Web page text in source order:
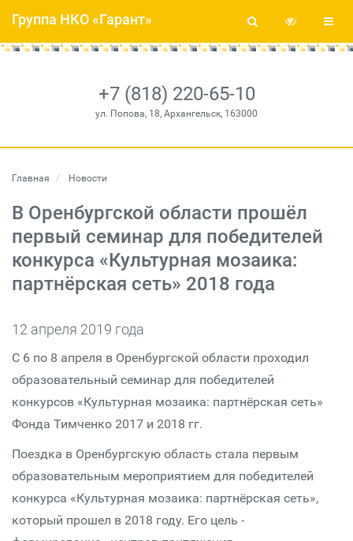
+7 (818) 220-65-10
ул. Попова, 18, Архангельск, 163000
Группа НКО «Гарант»
Главная Новости
В Оренбургской области прошёл
первый семинар для победителей
конкурса «Культурная мозаика:
партнёрская сеть» 2018 года
12 апреля 2019 года
С 6 по 8 апреля в Оренбургской области проходил
образовательный семинар для победителей
конкурсов «Культурная мозаика: партнёрская сеть»
Фонда Тимченко 2017 и 2018 гг.
Поездка в Оренбургскую область стала первым
образовательным мероприятием для победителей
конкурса «Культурная мозаика: партнёрская сеть»,
который прошел в 2018 году. Его цель -